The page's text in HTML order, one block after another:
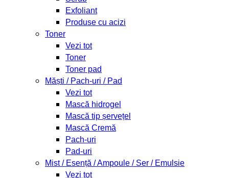
Exfoliant
Produse cu acizi
Toner
Vezi tot
Toner
Toner pad
Măști / Pach-uri / Pad
Vezi tot
Mască hidrogel
Mască tip șervețel
Mască Cremă
Pach-uri
Pad-uri
Mist / Esență / Ampoule / Ser / Emulsie
Vezi tot